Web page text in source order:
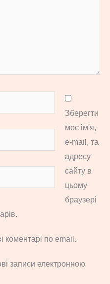
Зберегти
моє ім'я,
e-mail, та
адресу
сайту в
цьому
браузері
коментарі по email.
записи електронною